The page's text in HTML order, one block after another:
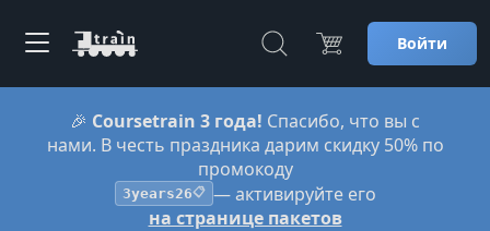
Войти
🎉 Coursetrain 3 года! Спасибо, что вы с
нами. В честь праздника дарим скидку 50% по
промокоду
3years26📋 — активируйте его
на странице пакетов